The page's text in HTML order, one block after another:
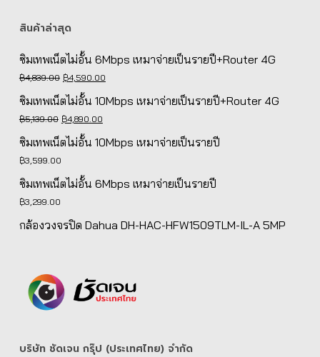
สินค้าล่าสุด
ซิมเทพเน็ตไม่อั้น 6Mbps เหมาจ่ายเป็นรายปี+Router 4G
฿4,839.00 Original
price
฿4,839.00.
฿4,590.00Current
ซิมเทพเน็ตไม่อั้น 10Mbps เหมาจ่ายเป็นรายปี+Router 4G
฿5,139.00 Original
price
฿4,890.00Current
ซิมเทพเน็ตไม่อั้น 10Mbps เหมาจ่ายเป็นรายปี
฿3,599.00
ซิมเทพเน็ตไม่อั้น 6Mbps เหมาจ่ายเป็นรายปี
฿3,299.00
กล้องวงจรปิด Dahua DH-HAC-HFW1509TLM-IL-A 5MP
บริษัท ชัดเจน กรุ๊ป (ประเทศไทย) จํากัด